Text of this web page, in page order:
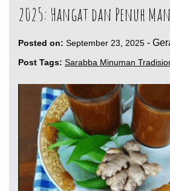
2025: Hangat dan Penuh
Posted on: September 23, 2025 -
Post Tags: Sarabba Minuman